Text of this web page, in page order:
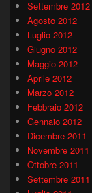
Settembre 2012
Agosto 2012
Luglio 2012
Giugno 2012
Maggio 2012
Aprile 2012
Marzo 2012
Febbraio 2012
Gennaio 2012
Dicembre 2011
Novembre 2011
Ottobre 2011
Settembre 2011